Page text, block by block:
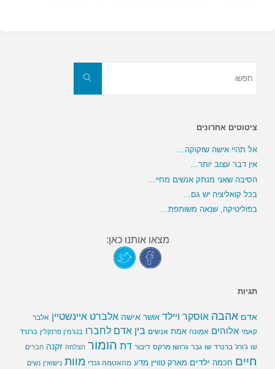
חפשו
ציטוטים אחרונים
אל תהיי אישה שזקוקה…
אין דבר עצוב יותר…
הסיבה שאני מנתק אנשים מחיי…
בכל קואליציה יש גם…
בפוליטיקה, שנאה משותפת…
מצאו אותנו כאן:
תגיות
אדם אהבה אוסקר ויילד אושר אישה אלברט איינשטיין אלבר
קאמי אלוהים אמונה אמת אנשים בין אדם לחברו בנג'מין פרנקלין ברנרד
שו ג'ורג' ברנרד שו גבר גרושו מרקס דיבור דת הומור הצלחה זקנה חברים
חיים חכמה ילדים מארק טוויין מדע מהאטמה גנדי מוות נישואין נשים